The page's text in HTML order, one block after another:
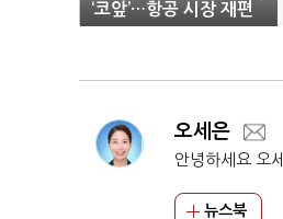
‘코앞’…항공 시장 재편
되나
오세은
안녕하세요 오
뉴스북